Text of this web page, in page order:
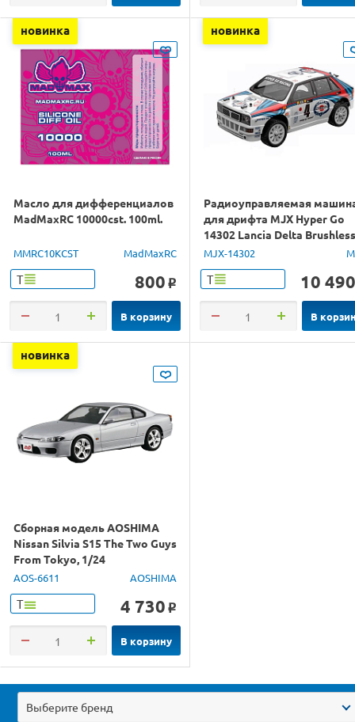
новинка
Масло для дифференциалов
MadMaxRC 10000cst. 100ml.
MMRC10KCST MadMaxRC
Т 800 o
В корзину
новинка
Радиоуправляемая
для дрифта MJX Hyper Go
14302 Lancia Delta Brushless
4WD 2.4G LED 1/14 RTR
MJX-14302
Т 10 490
В
новинка
Сборная модель AOSHIMA
Nissan Silvia S15 The Two Guys
From Tokyo, 1/24
AOS-6611 AOSHIMA
Т 4 730 o
В корзину
Выберите бренд